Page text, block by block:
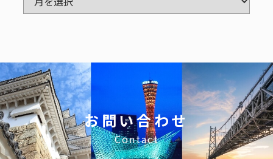
お問い合わせ
Contact